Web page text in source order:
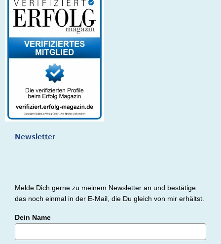
Newsletter
Melde Dich gerne zu meinem Newsletter an und bestätige
das noch einmal in der E-Mail, die Du gleich von mir erhältst.
Dein Name